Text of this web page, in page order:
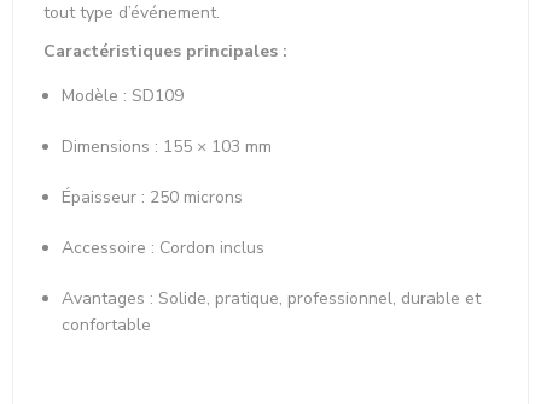
tout type d’événement.
Caractéristiques principales :
Modèle : SD109
Dimensions : 155 × 103 mm
Épaisseur : 250 microns
Accessoire : Cordon inclus
Avantages : Solide, pratique, professionnel, durable et
confortable